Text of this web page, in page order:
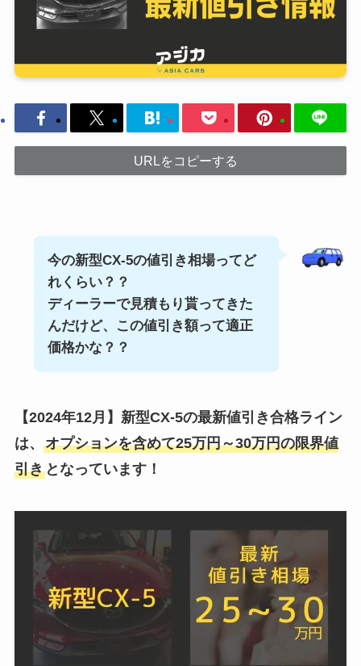
URLをコピーする
今の新型CX-5の値引き相場ってど
れくらい？？
ディーラーで見積もり貰ってきた
んだけど、この値引き額って適正
価格かな？？
【2024年12月】 新型CX-5の最新値引き合格ライン
は、 オプションを含めて25万円～30万円の限界値
引きとなっています！